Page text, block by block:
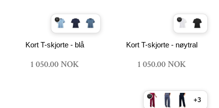
Kort T-skjorte - blå
1 050.00 NOK
Kort T-skjorte - nøytral
1 050.00 NOK
+3